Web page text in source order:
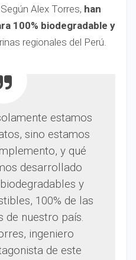
Alex Torres, han
100% biodegradable y
regionales del Perú.
estamos
sino estamos
y qué
desarrollado
y
100% de las
de nuestro país.
ingeniero
de este